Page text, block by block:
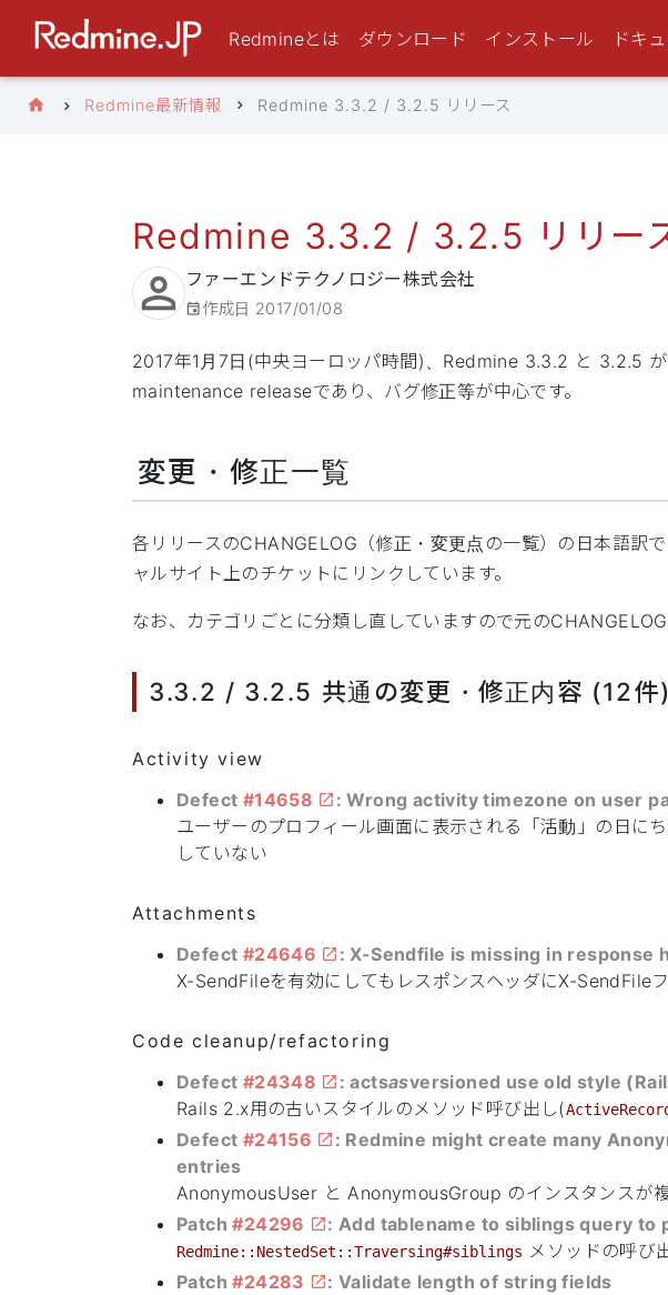
Redmineとは ダウンロード インストール ドキ
Redmine最新情報 Redmine 3.3.2 / 3.2.5 リリース
Redmine 3.3.2 / 3.2.5 リリー
ファーエンドテクノロジー株式会社
作成日 2017/01/08
2017年1月7日(中央ヨーロッパ時間)、Redmine 3.3.2 と 3.2.5
maintenance releaseであり、バグ修正等が中心です。
変更・修正一覧
各リリースのCHANGELOG（修正・変更点の一覧）の日本語訳
ャルサイト上のチケットにリンクしています。
なお、カテゴリごとに分類し直していますので元のCHANGELOG
3.3.2 / 3.2.5 共通の変更・修正内容 (12件)
Activity view
Defect #14658
: Wrong activity timezone on user
ユーザーのプロフィール画面に表示される「活動」の日に
していない
Attachments
Defect #24646
: X-Sendfile is missing in response
X-SendFileを有効にしてもレスポンスヘッダにX-SendFile
Code cleanup/refactoring
Defect #24348 : actsasversioned use old style
Rails 2.x用の古いスタイルのメソッド呼び出し(
Defect #24156
: Redmine might create many
entries
AnonymousUser と AnonymousGroup のインスタンスが
Patch#24296 : Add tablename to siblings query
Redmine::NestedSet::Traversing#siblings メソッドの呼び
Patch#24283
: Validate length of string fields